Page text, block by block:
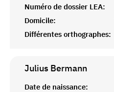
Numéro de dossier LEA:
Domicile:
Différentes orthographes:
Julius Bermann
Date de naissance: